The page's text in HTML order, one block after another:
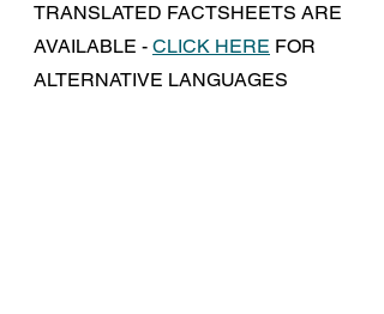
TRANSLATED FACTSHEETS ARE
AVAILABLE - CLICK HERE FOR
ALTERNATIVE LANGUAGES